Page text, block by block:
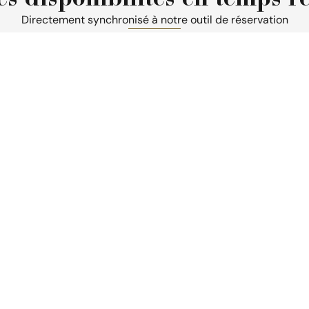
Directement synchronisé à notre outil de réservation